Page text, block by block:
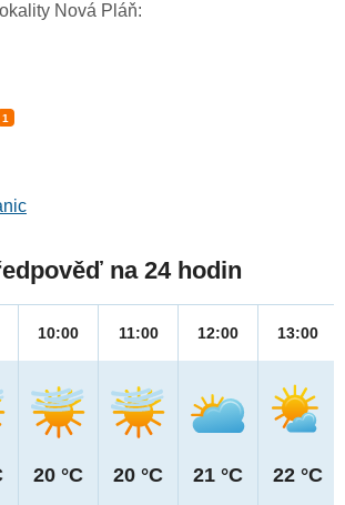
Nová Pláň:
1
na 24 hodin
10:00
20 °C
11:00
20 °C
12:00
21 °C
13:00
22 °C